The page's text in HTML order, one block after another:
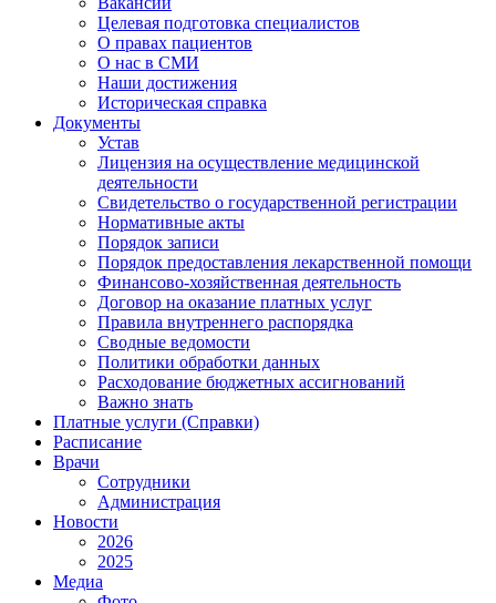
Целевая подготовка специалистов
О правах пациентов
О нас в СМИ
Наши достижения
Историческая справка
Документы
Устав
Лицензия на осуществление медицинской
деятельности
Свидетельство о государственной регистрации
Нормативные акты
Порядок записи
Порядок предоставления лекарственной помощи
Финансово-хозяйственная деятельность
Договор на оказание платных услуг
Правила внутреннего распорядка
Сводные ведомости
Политики обработки данных
Расходование бюджетных ассигнований
Важно знать
Платные услуги (Справки)
Расписание
Врачи
Сотрудники
Администрация
Новости
2026
2025
Медиа